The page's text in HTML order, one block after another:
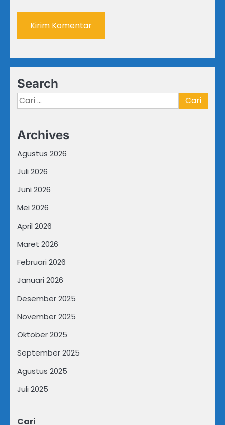
Search
Cari
untuk:
Archives
Agustus 2026
Juli 2026
Juni 2026
Mei 2026
April 2026
Maret 2026
Februari 2026
Januari 2026
Desember 2025
November 2025
Oktober 2025
September 2025
Agustus 2025
Juli 2025
Cari